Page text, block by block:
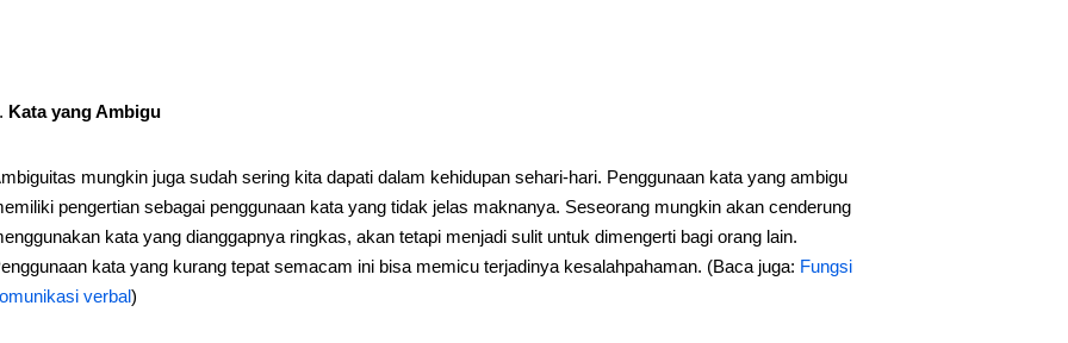
Kata yang Ambigu
mungkin juga sudah sering kita dapati dalam kehidupan sehari-hari. Penggunaan kata yang ambigu
pengertian sebagai penggunaan kata yang tidak jelas maknanya. Seseorang mungkin akan cenderung
kata yang dianggapnya ringkas, akan tetapi menjadi sulit untuk dimengerti bagi orang lain.
kata yang kurang tepat semacam ini bisa memicu terjadinya kesalahpahaman. (Baca juga: Fungsi
verbal)